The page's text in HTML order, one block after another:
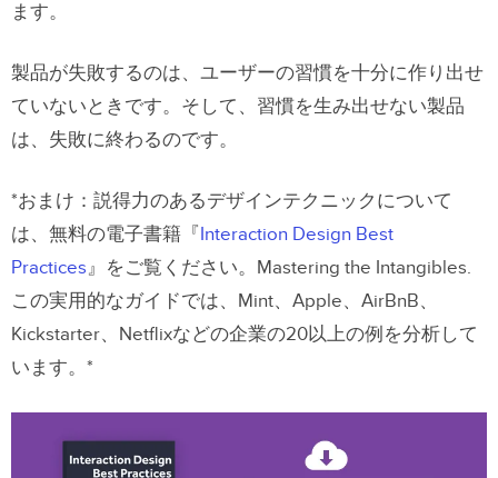
ます。
製品が失敗するのは、ユーザーの習慣を十分に作り出せ
ていないときです。そして、習慣を生み出せない製品
は、失敗に終わるのです。
*おまけ：説得力のあるデザインテクニックについて
は、無料の電子書籍『 Interaction Design Best
Practices』をご覧ください。Mastering the Intangibles.
この実用的なガイドでは、Mint、Apple、AirBnB、
Kickstarter、Netflixなどの企業の20以上の例を分析して
います。*